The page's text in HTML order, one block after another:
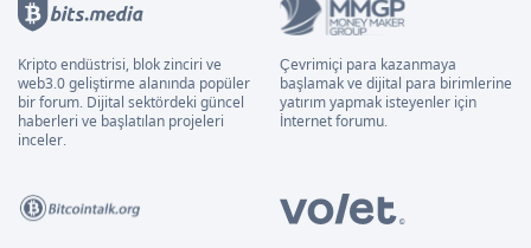
Kripto endüstrisi, blok zinciri ve
web3.0 geliştirme alanında popüler
bir forum. Dijital sektördeki güncel
haberleri ve başlatılan projeleri
inceler.
Çevrimiçi para kazanmaya
başlamak ve dijital para birimlerine
yatırım yapmak isteyenler için
İnternet forumu.